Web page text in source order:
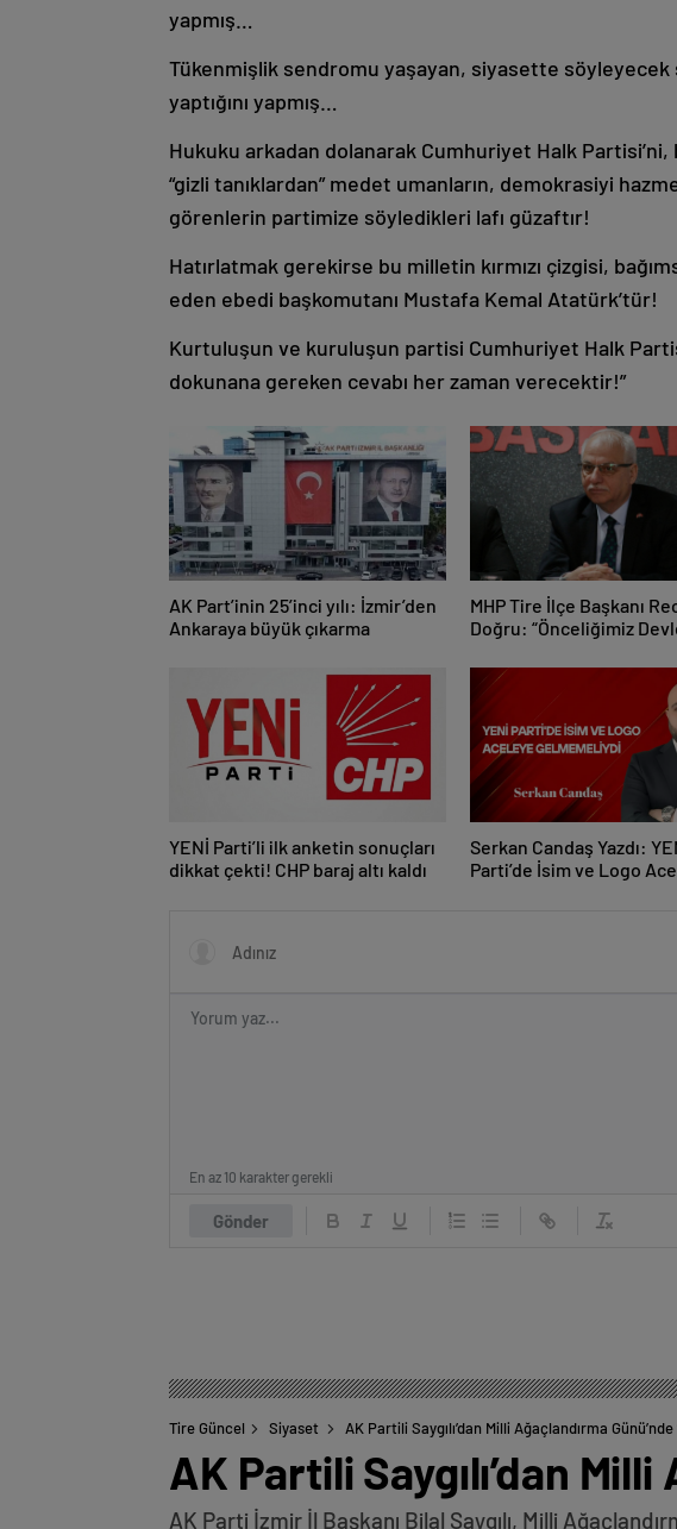
yapmış…
Tükenmişlik sendromu yaşayan, siyasette söyleyecek
yaptığını yapmış…
Hukuku arkadan dolanarak Cumhuriyet Halk Partisi’ni,
“gizli tanıklardan” medet umanların, demokrasiyi
görenlerin partimize söyledikleri lafı güzaftır!
Hatırlatmak gerekirse bu milletin kırmızı çizgisi,
eden ebedi başkomutanı Mustafa Kemal Atatürk’tür!
Kurtuluşun ve kuruluşun partisi Cumhuriyet Halk
dokunana gereken cevabı her zaman verecektir!”
AK Part’inin 25’inci yılı: İzmir’den
Ankaraya büyük çıkarma
MHP Tire İlçe Başkanı
Doğru: “Önceliğimiz
YENİ Parti’li ilk anketin sonuçları
dikkat çekti! CHP baraj altı kaldı
Serkan Candaş Yazdı:
Parti’de İsim ve Logo
Gönder
En az 10 karakter gerekli
Tire Güncel Siyaset AK Partili Saygılı’dan Milli Ağaçlandırma Günü’nde
AK Partili Saygılı’dan
AK Parti İzmir İl Başkanı Bilal Saygılı, Milli